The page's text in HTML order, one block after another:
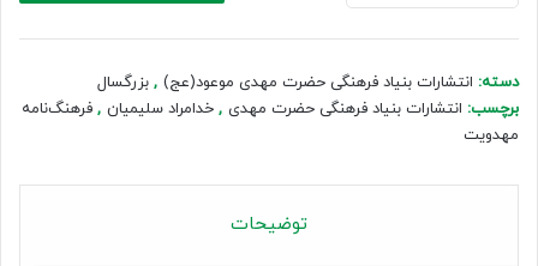
عدد
دسته: انتشارات بنیاد فرهنگی حضرت مهدی موعود(عج) , بزرگسال
برچسب: انتشارات بنیاد فرهنگی حضرت مهدی , خدامراد سلیمیان , فرهنگ‌نامه
مهدویت
توضیحات